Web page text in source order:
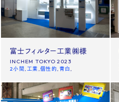
富士フィルター工業㈱様
INCHEM TOKYO 2023
2小間 工業 個性的 青白